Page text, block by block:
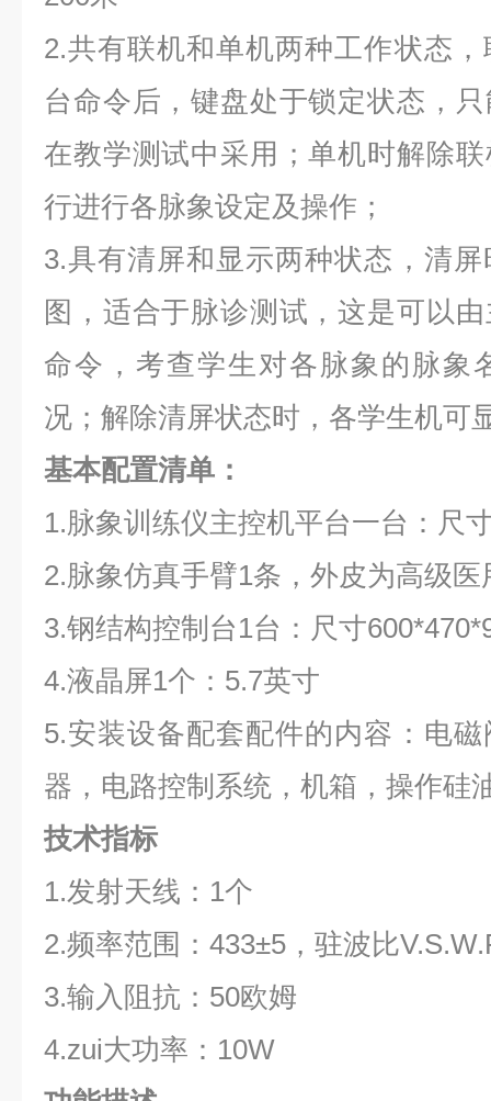
2.共有联机和单机两种工作状态
台命令后，键盘处于锁定状态，
在教学测试中采用；单机时解除
行进行各脉象设定及操作；
3.具有清屏和显示两种状态，清
图，适合于脉诊测试，这是可以
命令，考查学生对各脉象的脉象
况；解除清屏状态时，各学生机可
基本配置清单：
1.脉象训练仪主控机平台一台：尺
2.脉象仿真手臂1条，外皮为高级医
3.钢结构控制台1台：尺寸
4.液晶屏1个：5.7英寸
5.安装设备配套配件的内容：电
器，电路控制系统，机箱，操作硅
技术指标
1.发射天线：1个
2.频率范围：433±5，驻波比
3.输入阻抗：50欧姆
4.zui大功率：10W